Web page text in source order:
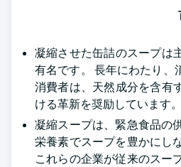
凝縮させた缶詰のスープは
有名です。 長年にわたり、
消費者は、天然成分を含有
ける革新を奨励しています。
凝縮スープは、緊急食品の
栄養素でスープを豊かにし
これらの企業が従来のスー